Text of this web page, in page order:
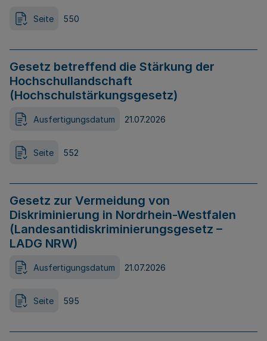
Seite 550
Gesetz betreffend die Stärkung der
Hochschullandschaft
(Hochschulstärkungsgesetz)
Ausfertigungsdatum 21.07.2026
Seite 552
Gesetz zur Vermeidung von
Diskriminierung in Nordrhein-Westfalen
(Landesantidiskriminierungsgesetz –
LADG NRW)
Ausfertigungsdatum 21.07.2026
Seite 595